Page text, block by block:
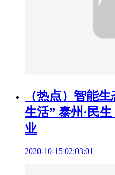
（热点）智能
生活” 泰州·民
业
2020-10-15 02:03:01